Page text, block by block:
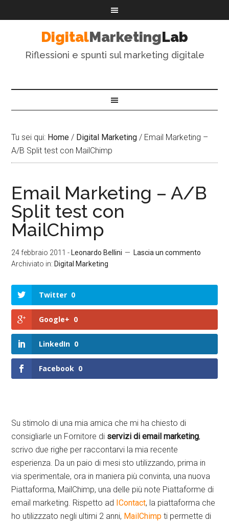
DigitalMarketingLab
Riflessioni e spunti sul marketing digitale
Tu sei qui: Home / Digital Marketing / Email Marketing –
A/B Split test con MailChimp
Email Marketing – A/B
Split test con
MailChimp
24 febbraio 2011 - Leonardo Bellini
Lascia un commento
Archiviato in: Digital Marketing
Twitter 0
Google+ 0
LinkedIn 0
Facebook 0
Su stimolo di una mia amica che mi ha chiesto di
consigliarle un Fornitore di servizi di email marketing,
scrivo due righe per raccontarvi la mia recente
esperienza. Da un paio di mesi sto utilizzando, prima in
via sperimentale, ora in maniera più convinta, una nuova
Piattaforma, MailChimp, una delle più note Piattaforme di
email marketing. Rispetto ad IContact, la piattaforma che
ho utilizzzato negli ultimi 2 anni, MailChimpti permette di